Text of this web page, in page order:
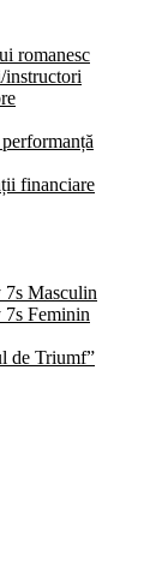
romanesc
instructori
financiare
Masculin
Feminin
de Triumf”